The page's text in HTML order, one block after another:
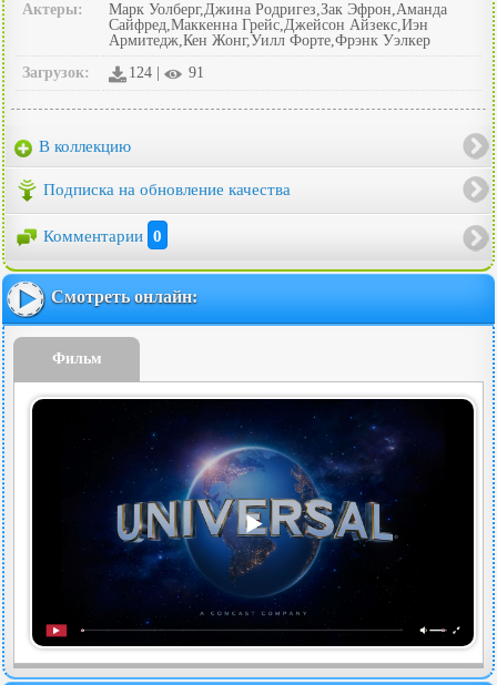
Актеры:
Марк Уолберг,Джина Родригез,Зак Эфрон,Аманда
Сайфред,Маккенна Грейс,Джейсон Айзекс,Иэн
Армитедж,Кен Жонг,Уилл Форте,Фрэнк Уэлкер
Загрузок:
124 | 91
В коллекцию
Подписка на обновление качества
Комментарии 0
Смотреть онлайн:
Фильм